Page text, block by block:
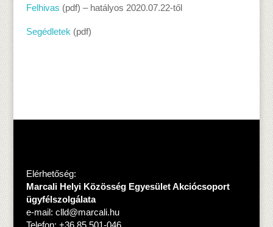
Felhivas (pdf) – hatályos 2020.07.22-től
Segédletek (pdf)
Elérhetőség:
Marcali Helyi Közösség Egyesület Akciócsoport
ügyfélszolgálata
e-mail: clld@marcali.hu
Telefon: +36 85 501-046